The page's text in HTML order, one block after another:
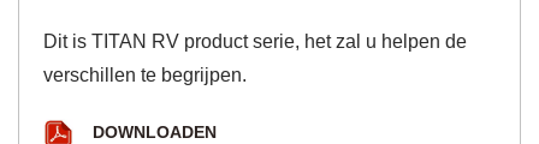
Dit is TITAN RV product serie, het zal u helpen de
verschillen te begrijpen.
DOWNLOADEN